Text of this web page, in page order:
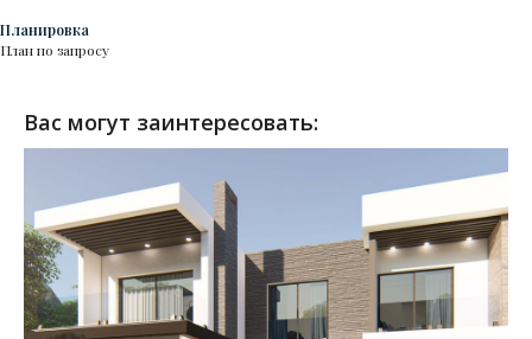
Планировка
План по запросу
Вас могут заинтересовать: